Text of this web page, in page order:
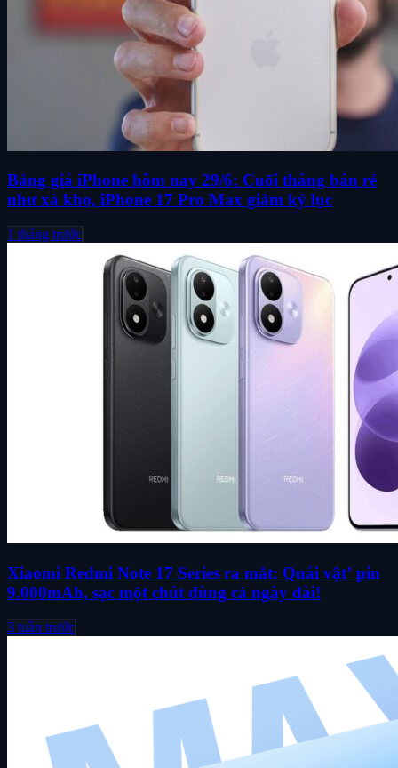
Bảng giá iPhone hôm nay 29/6: Cuối tháng bán rẻ
như xả kho, iPhone 17 Pro Max giảm kỷ lục
1 tháng trước
Xiaomi Redmi Note 17 Series ra mắt: Quái vật’ pin
9.000mAh, sạc một chút dùng cả ngày dài!
3 tuần trước